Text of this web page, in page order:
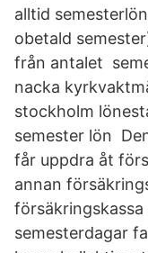
alltid
obetald
från antalet
nacka
stockholm
semester lön
får uppdra åt
annan
semesterdagar